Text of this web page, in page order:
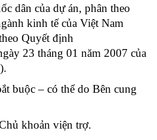
dân của dự án, phân theo
kinh tế của Việt Nam
Quyết định
23 tháng 01 năm 2007 của
buộc – có thể do Bên cung
khoản viện trợ.